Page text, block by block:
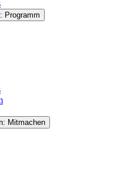
Programm
Mitmachen